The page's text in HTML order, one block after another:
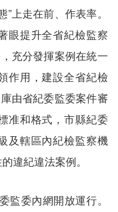
上走在前、作表率。
眼提升全省紀檢監察
充分發揮案例在統一
作用，建設全省紀檢
由省紀委監委案件審
准和格式，市縣紀委
及轄區內紀檢監察機
違紀違法案例。
監委內網開放運行。